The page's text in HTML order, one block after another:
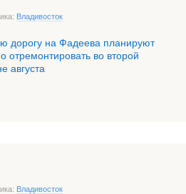
Владивосток
дорогу на Фадеева планируют
отремонтировать во второй
августа
Владивосток